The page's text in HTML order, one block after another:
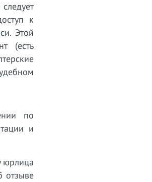
к
Этой
(есть
по
и
юрлица
отзыве